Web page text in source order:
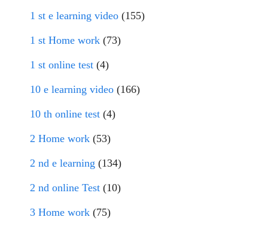
1 st e learning video (155)
1 st Home work (73)
1 st online test (4)
10 e learning video (166)
10 th online test (4)
2 Home work (53)
2 nd e learning (134)
2 nd online Test (10)
3 Home work (75)